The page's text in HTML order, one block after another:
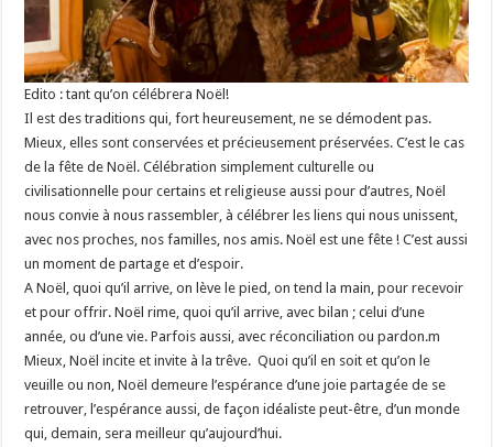
Edito : tant qu’on célébrera Noël!
Il est des traditions qui, fort heureusement, ne se démodent pas.
Mieux, elles sont conservées et précieusement préservées. C’est le cas
de la fête de Noël. Célébration simplement culturelle ou
civilisationnelle pour certains et religieuse aussi pour d’autres, Noël
nous convie à nous rassembler, à célébrer les liens qui nous unissent,
avec nos proches, nos familles, nos amis. Noël est une fête ! C’est aussi
un moment de partage et d’espoir.
A Noël, quoi qu’il arrive, on lève le pied, on tend la main, pour recevoir
et pour offrir. Noël rime, quoi qu’il arrive, avec bilan ; celui d’une
année, ou d’une vie. Parfois aussi, avec réconciliation ou pardon.m
Mieux, Noël incite et invite à la trêve. Quoi qu’il en soit et qu’on le
veuille ou non, Noël demeure l’espérance d’une joie partagée de se
retrouver, l’espérance aussi, de façon idéaliste peut-être, d’un monde
qui, demain, sera meilleur qu’aujourd’hui.